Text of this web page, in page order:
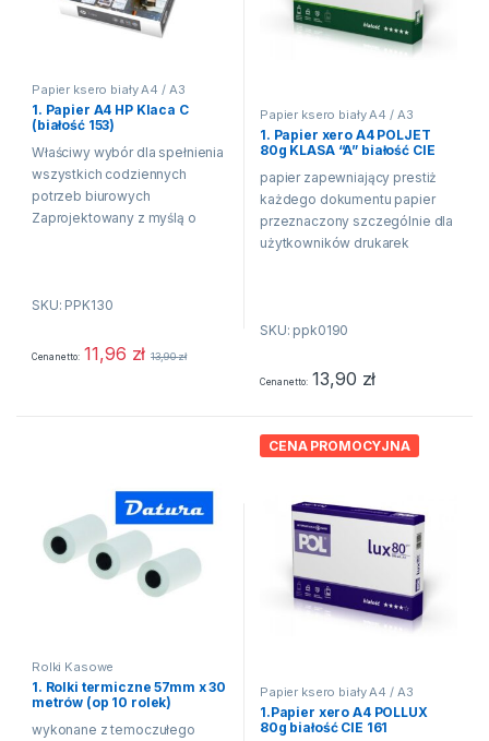
Papier ksero biały A4 / A3
1. Papier A4 HP Klaca C
(białość 153)
Właściwy wybór dla spełnienia
wszystkich codziennych
potrzeb biurowych
Zaprojektowany z myślą o
kopiarkach laserowych oraz
drukowania notatek...
SKU: PPK130
Cena netto 11,96 zł 13,90zł
Papier ksero biały A4 / A3
1. Papier xero A4 POLJET
80g KLASA “A” białość CIE
papier zapewniający prestiż
każdego dokumentu papier
przeznaczony szczególnie dla
użytkowników drukarek
druku. pogłębione odcienie
intensywne kolory
SKU: ppk0190
Cena netto 13,90 zł
Rolki Kasowe
1. Rolki termiczne 57mm x 30
metrów (op 10 rolek)
wykonane z temoczułego
CENA PROMOCYJNA
Papier ksero biały A4 / A3
1.Papier xero A4 POLLUX
80g białość CIE 161